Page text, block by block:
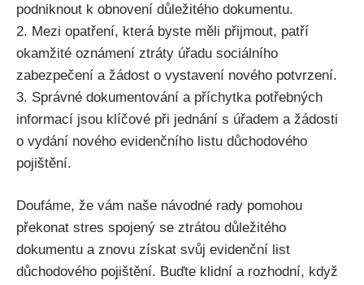
podniknout k obnovení důležitého dokumentu.
2. Mezi opatření, která byste měli přijmout, patří
okamžité oznámení ztráty úřadu sociálního
zabezpečení a žádost o vystavení nového potvrzení.
3. Správné dokumentování a příchytka potřebných
informací jsou klíčové při jednání s úřadem a žádosti
o vydání nového evidenčního listu důchodového
pojištění.
Doufáme, že vám naše návodné rady pomohou
překonat stres spojený se ztrátou důležitého
dokumentu a znovu získat svůj evidenční list
důchodového pojištění. Buďte klidní a rozhodní, když